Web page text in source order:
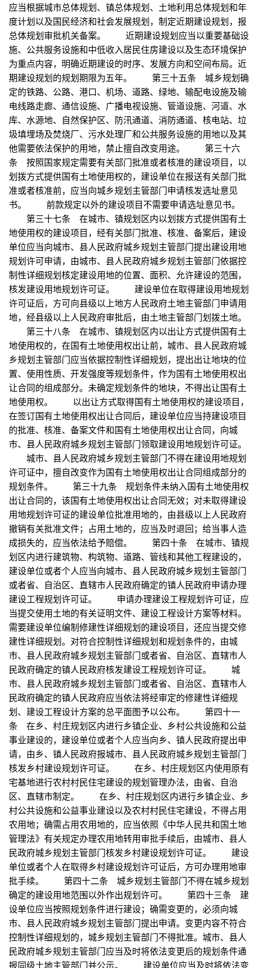
应当根据城市总体规划、镇总体规划、土地利用总体规划和年
度计划以及国民经济和社会发展规划，制定近期建设规划，报
总体规划审批机关备案。 近期建设规划应当以重要基础设
施、公共服务设施和中低收入居民住房建设以及生态环境保护
为重点内容，明确近期建设的时序、发展方向和空间布局。近
期建设规划的规划期限为五年。 第三十五条 城乡规划确
定的铁路、公路、港口、机场、道路、绿地、输配电设施及输
电线路走廊、通信设施、广播电视设施、管道设施、河道、水
库、水源地、自然保护区、防汛通道、消防通道、核电站、垃
圾填埋场及焚烧厂、污水处理厂和公共服务设施的用地以及其
他需要依法保护的用地，禁止擅自改变用途。 第三十六
条 按照国家规定需要有关部门批准或者核准的建设项目，以
划拨方式提供国有土地使用权的，建设单位在报送有关部门批
准或者核准前，应当向城乡规划主管部门申请核发选址意见
书。 前款规定以外的建设项目不需要申请选址意见书。
第三十七条 在城市、镇规划区内以划拨方式提供国有土
地使用权的建设项目，经有关部门批准、核准、备案后，建设
单位应当向城市、县人民政府城乡规划主管部门提出建设用地
规划许可申请，由城市、县人民政府城乡规划主管部门依据控
制性详细规划核定建设用地的位置、面积、允许建设的范围，
核发建设用地规划许可证。 建设单位在取得建设用地规划
许可证后，方可向县级以上地方人民政府土地主管部门申请用
地，经县级以上人民政府审批后，由土地主管部门划拨土地。
第三十八条 在城市、镇规划区内以出让方式提供国有土
地使用权的，在国有土地使用权出让前，城市、县人民政府城
乡规划主管部门应当依据控制性详细规划，提出出让地块的位
置、使用性质、开发强度等规划条件，作为国有土地使用权出
让合同的组成部分。未确定规划条件的地块，不得出让国有土
地使用权。 以出让方式取得国有土地使用权的建设项目，
在签订国有土地使用权出让合同后，建设单位应当持建设项目
的批准、核准、备案文件和国有土地使用权出让合同，向城
市、县人民政府城乡规划主管部门领取建设用地规划许可证。
城市、县人民政府城乡规划主管部门不得在建设用地规划
许可证中，擅自改变作为国有土地使用权出让合同组成部分的
规划条件。 第三十九条 规划条件未纳入国有土地使用权
出让合同的，该国有土地使用权出让合同无效；对未取得建设
用地规划许可证的建设单位批准用地的，由县级以上人民政府
撤销有关批准文件；占用土地的，应当及时退回；给当事人造
成损失的，应当依法给予赔偿。 第四十条 在城市、镇规
划区内进行建筑物、构筑物、道路、管线和其他工程建设的，
建设单位或者个人应当向城市、县人民政府城乡规划主管部门
或者省、自治区、直辖市人民政府确定的镇人民政府申请办理
建设工程规划许可证。 申请办理建设工程规划许可证，应
当提交使用土地的有关证明文件、建设工程设计方案等材料。
需要建设单位编制修建性详细规划的建设项目，还应当提交修
建性详细规划。对符合控制性详细规划和规划条件的，由城
市、县人民政府城乡规划主管部门或者省、自治区、直辖市人
民政府确定的镇人民政府核发建设工程规划许可证。 城
市、县人民政府城乡规划主管部门或者省、自治区、直辖市人
民政府确定的镇人民政府应当依法将经审定的修建性详细规
划、建设工程设计方案的总平面图予以公布。 第四十一
条 在乡、村庄规划区内进行乡镇企业、乡村公共设施和公益
事业建设的，建设单位或者个人应当向乡、镇人民政府提出申
请，由乡、镇人民政府报城市、县人民政府城乡规划主管部门
核发乡村建设规划许可证。 在乡、村庄规划区内使用原有
宅基地进行农村村民住宅建设的规划管理办法，由省、自治
区、直辖市制定。 在乡、村庄规划区内进行乡镇企业、乡
村公共设施和公益事业建设以及农村村民住宅建设，不得占用
农用地；确需占用农用地的，应当依照《中华人民共和国土地
管理法》有关规定办理农用地转用审批手续后，由城市、县人
民政府城乡规划主管部门核发乡村建设规划许可证。 建设
单位或者个人在取得乡村建设规划许可证后，方可办理用地审
批手续。 第四十二条 城乡规划主管部门不得在城乡规划
确定的建设用地范围以外作出规划许可。 第四十三条 建
设单位应当按照规划条件进行建设；确需变更的，必须向城
市、县人民政府城乡规划主管部门提出申请。变更内容不符合
控制性详细规划的，城乡规划主管部门不得批准。城市、县人
民政府城乡规划主管部门应当及时将依法变更后的规划条件通
报同级土地主管部门并公示。 建设单位应当及时将依法变